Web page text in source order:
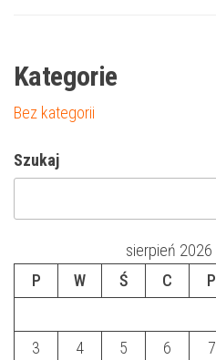
Kategorie
Bez kategorii
Szukaj
sierpień 2026
P
W Ś C P
3
4 5 6 7